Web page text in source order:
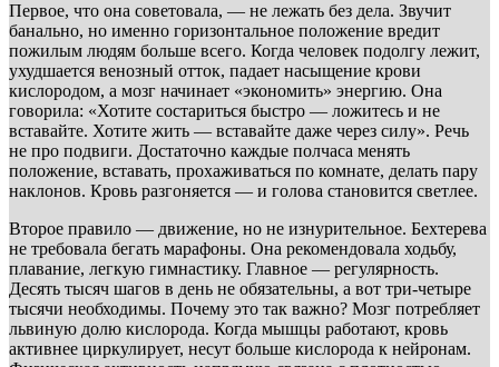
Первое, что она советовала, — не лежать без дела. Звучит
банально, но именно горизонтальное положение вредит
пожилым людям больше всего. Когда человек подолгу лежит,
ухудшается венозный отток, падает насыщение крови
кислородом, а мозг начинает «экономить» энергию. Она
говорила: «Хотите состариться быстро — ложитесь и не
вставайте. Хотите жить — вставайте даже через силу». Речь
не про подвиги. Достаточно каждые полчаса менять
положение, вставать, прохаживаться по комнате, делать пару
наклонов. Кровь разгоняется — и голова становится светлее.
Второе правило — движение, но не изнурительное. Бехтерева
не требовала бегать марафоны. Она рекомендовала ходьбу,
плавание, легкую гимнастику. Главное — регулярность.
Десять тысяч шагов в день не обязательны, а вот три-четыре
тысячи необходимы. Почему это так важно? Мозг потребляет
львиную долю кислорода. Когда мышцы работают, кровь
активнее циркулирует, несут больше кислорода к нейронам.